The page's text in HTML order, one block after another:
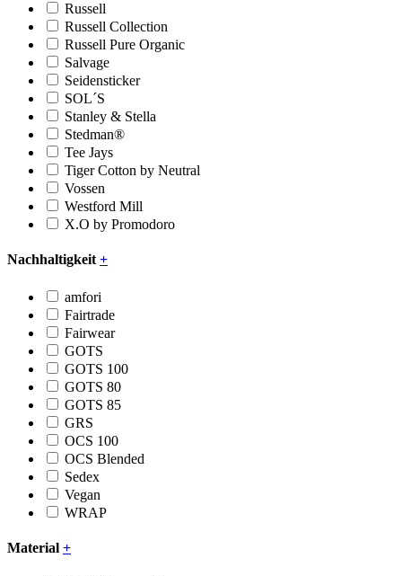
Russell
Russell Collection
Russell Pure Organic
Salvage
Seidensticker
SOL´S
Stanley & Stella
Stedman®
Tee Jays
Tiger Cotton by Neutral
Vossen
Westford Mill
X.O by Promodoro
Nachhaltigkeit+
amfori
Fairtrade
Fairwear
GOTS
GOTS 100
GOTS 80
GOTS 85
GRS
OCS 100
OCS Blended
Sedex
Vegan
WRAP
Material +